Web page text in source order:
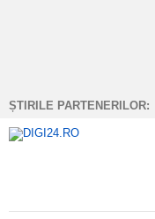
ȘTIRILE PARTENERILOR: